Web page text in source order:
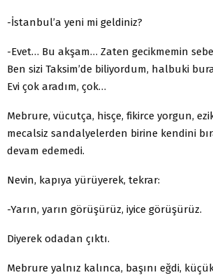
-İstanbul’a yeni mi geldiniz?
-Evet… Bu akşam… Zaten gecikmemin
Ben sizi Taksim’de biliyordum, halbuki
Evi çok aradım, çok…
Mebrure, vücutça, hisçe, fikirce yorgun,
mecalsiz sandalyelerden birine kendini
devam edemedi.
Nevin, kapıya yürüyerek, tekrar:
-Yarın, yarın görüşürüz, iyice görüşürüz.
Diyerek odadan çıktı.
Mebrure yalnız kalınca, başını eğdi,